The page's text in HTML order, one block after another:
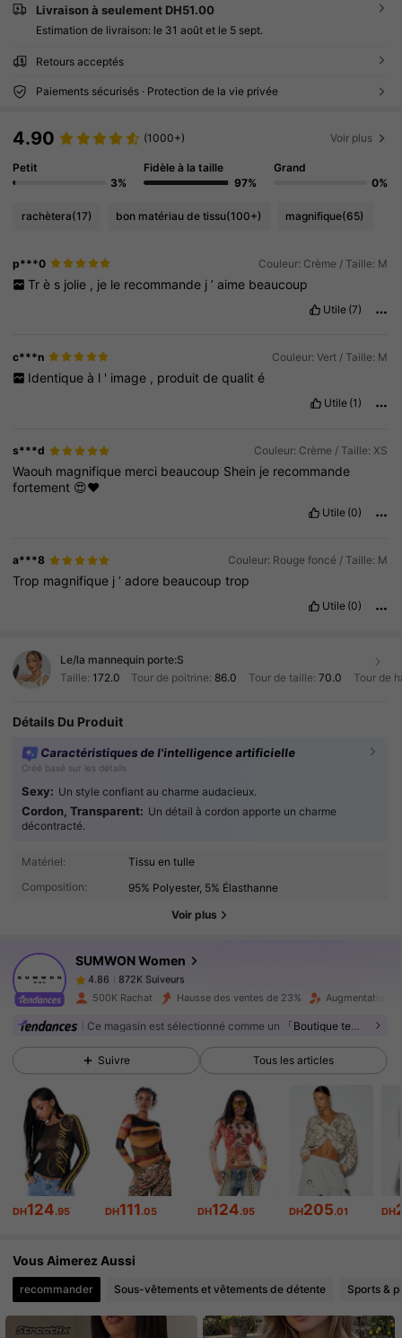
Livraison à seulement DH51.00
Estimation de livraison: le 31 août et le 5 sept.
Retours acceptés
Paiements sécurisés · Protection de la vie privée
4.90 (1000+) Voir plus
Petit
3%
Fidèle à la taille
97%
Grand
0%
rachètera(17) bon matériau de tissu(100+) magnifique(65)
p***0 Couleur: Crème / Taille: M
Tr è s jolie , je le recommande j ’ aime beaucoup
Utile (7)
c***n Couleur: Vert / Taille: M
Identique à l ' image , produit de qualit é
Utile (1)
s***d Couleur: Crème / Taille: XS
Waouh magnifique merci beaucoup Shein je recommande
fortement 😍❤️
Utile (0)
a***8 Couleur: Rouge foncé / Taille: M
Trop magnifique j’ adore beaucouptrop
Utile (0)
Le/la mannequin porte:S
Taille: 172.0 Tour de poitrine: 86.0 Tour de taille: 70.0 Tour de
Détails Du Produit
Caractéristiques de l'intelligence artificielle
Créé basé sur les détails
Sexy: Un style confiant au charme audacieux.
Cordon, Transparent: Un détail à cordon apporte un charme
décontracté.
Matériel:
Tissu en tulle
Composition:
95% Polyester, 5% Élasthanne
Voir plus
SUMWON Women
872K Suiveurs
l***u payé Il y a 1 jour
4.86 872K Suiveurs
872K Suiveurs
4.86 872K Suiveurs
4.86 872K Suiveurs
4.86
500K Rachat Hausse des ventes de 23% Augmentation
Ce magasin est sélectionné comme un 「Boutique tendance」
Suivre Tous les articles
DH124.95 DH111.05 DH124.95 DH205.01 DH
Vous Aimerez Aussi
recommander Sous-vêtements et vêtements de détente Sports &